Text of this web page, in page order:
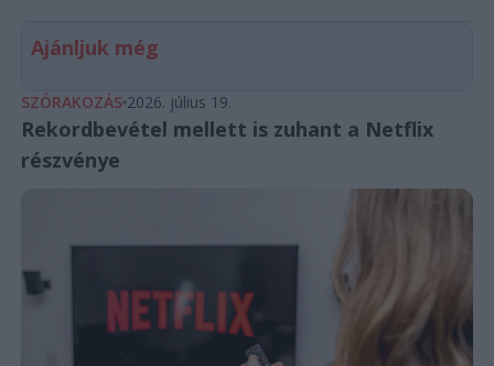
Ajánljuk még
SZÓRAKOZÁS 2026. július 19.
Rekordbevétel mellett is zuhant a Netflix
részvénye